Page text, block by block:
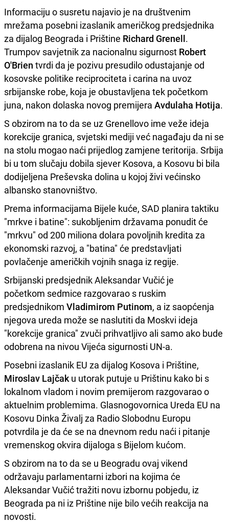
Informaciju o susretu najavio je na društvenim
mrežama posebni izaslanik američkog predsjednika
za dijalog Beograda i Prištine Richard Grenell.
Trumpov savjetnik za nacionalnu sigurnost Robert
O'Brien tvrdi da je pozivu presudilo odustajanje od
kosovske politike reciprociteta i carina na uvoz
srbijanske robe, koja je obustavljena tek početkom
juna, nakon dolaska novog premijera Avdulaha Hotija.
S obzirom na to da se uz Grenellovo ime veže ideja
korekcije granica, svjetski mediji već nagađaju da ni se
na stolu mogao naći prijedlog zamjene teritorija. Srbija
bi u tom slučaju dobila sjever Kosova, a Kosovu bi bila
dodijeljena Preševska dolina u kojoj živi većinsko
albansko stanovništvo.
Prema informacijama Bijele kuće, SAD planira taktiku
"mrkve i batine": sukobljenim državama ponudit će
"mrkvu" od 200 miliona dolara povoljnih kredita za
ekonomski razvoj, a "batina" će predstavljati
povlačenje američkih vojnih snaga iz regije.
Srbijanski predsjednik Aleksandar Vučić je
početkom sedmice razgovarao s ruskim
predsjednikom Vladimirom Putinom, a iz saopćenja
njegova ureda može se naslutiti da Moskvi ideja
"korekcije granica" zvuči prihvatljivo ali samo ako bude
odobrena na nivou Vijeća sigurnosti UN-a.
Posebni izaslanik EU za dijalog Kosova i Prištine,
Miroslav Lajčak u utorak putuje u Prištinu kako bi s
lokalnom vladom i novim premijerom razgovarao o
aktuelnim problemima. Glasnogovornica Ureda EU na
Kosovu Dinka Živalj za Radio Slobodnu Europu
potvrdila je da će se na dnevnom redu naći i pitanje
vremenskog okvira dijaloga s Bijelom kućom.
S obzirom na to da se u Beogradu ovaj vikend
održavaju parlamentarni izbori na kojima će
Aleksandar Vučić tražiti novu izbornu pobjedu, iz
Beograda pa ni iz Prištine nije bilo većih reakcija na
novosti.